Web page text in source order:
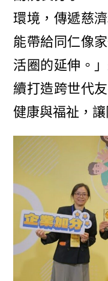
環境，傳遞慈
能帶給同仁像
活圈的延伸。
續打造跨世代
健康與福祉，